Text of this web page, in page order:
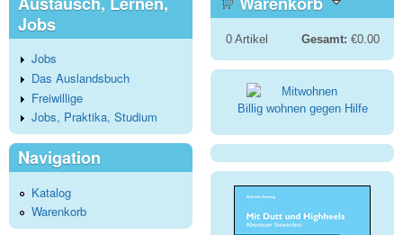
Jobs
Jobs
Das Auslandsbuch
Freiwillige
Jobs, Praktika, Studium
Navigation
Katalog
Warenkorb
0Artikel Gesamt: €0.00
Billig wohnen gegen Hilfe